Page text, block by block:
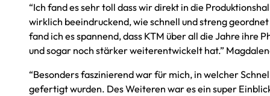
“Ich fand es sehr toll dass wir direkt in die
wirklich beeindruckend, wie schnell und streng
fand ich es spannend, dass KTM über all die Jahre ihre
und sogar noch stärker weiterentwickelt hat.”
“Besonders faszinierend war für mich, in welcher
gefertigt wurden. Des Weiteren war es ein super